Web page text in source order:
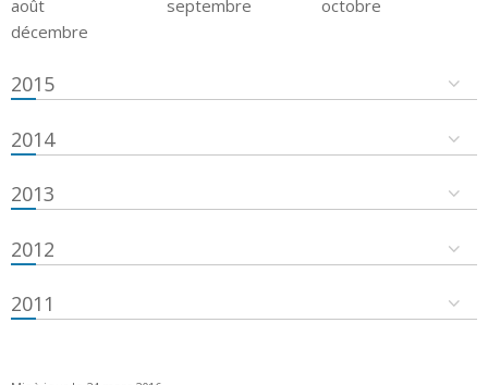
août
septembre
octobre
décembre
2015
2014
2013
2012
2011